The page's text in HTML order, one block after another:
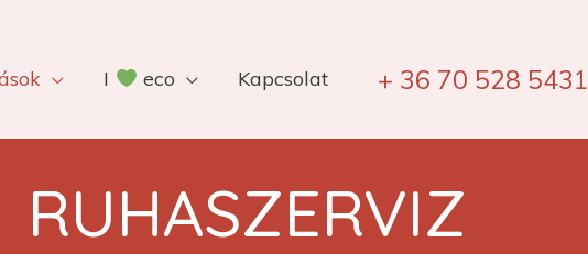
I eco Kapcsolat + 36 70 528 5431
RUHASZERVIZ